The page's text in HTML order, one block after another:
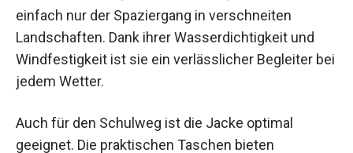
Winteraktivitäten, sei es Skifahren, Rodeln oder
einfach nur der Spaziergang in verschneiten
Landschaften. Dank ihrer Wasserdichtigkeit und
Windfestigkeit ist sie ein verlässlicher Begleiter
Auch für den Schulweg ist die Jacke optimal